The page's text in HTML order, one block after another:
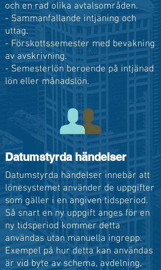
och en rad olika avtalsområden.
- Sammanfallande intjäning och
uttag.
- Förskottssemester med bevakning
av avskrivning.
- Semesterlön beroende på intjänad
lön eller månadslön.
Datumstyrda händelser
Datumstyrda händelser innebär att
lönesystemet använder de uppgifter
som gäller i en angiven tidsperiod.
Så snart en ny uppgift anges för en
ny tidsperiod kommer detta
användas utan manuella ingrepp.
Exempel på hur detta kan användas
är vid byte av schema, avdelning,